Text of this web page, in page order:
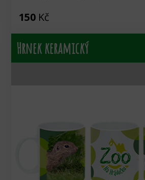
150 Kč
Hrnek keramický